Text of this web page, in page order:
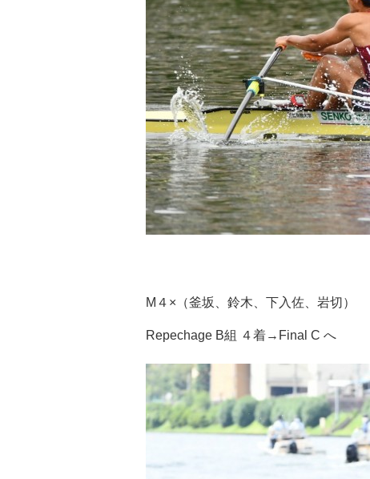
M４×（釜坂、鈴木、下入佐、岩切）
Repechage B組 ４着→Final C へ